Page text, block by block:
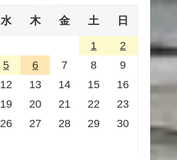
水 木 金 土 日
1
2
5 6 7 8
9
12 13 14 15
16
19 20 21 22
23
26 27 28 29
30